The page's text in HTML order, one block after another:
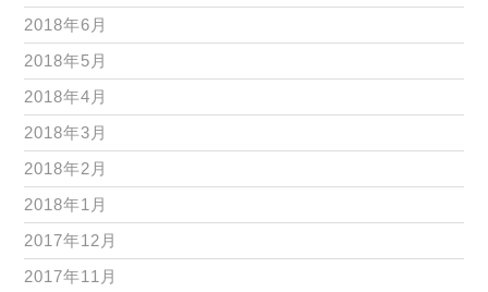
2018年6月
2018年5月
2018年4月
2018年3月
2018年2月
2018年1月
2017年12月
2017年11月